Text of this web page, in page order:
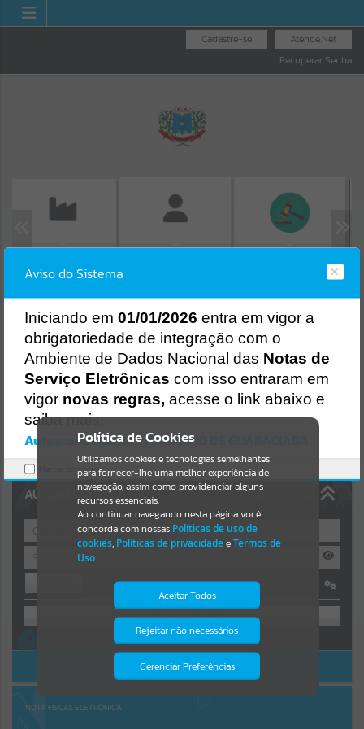
Atende.Net
Cadastre-se
Recuperar Senha
ISS/ALVARÁ
Resultados para""
Portais
Por favor, aguarde...
NOTÍCIAS
Por favor, aguarde...
Por favor, aguarde...
AUTOATENDIMENTO
OU
Cadastre-se|Recuperar Senha
ACESSAR SEM LOGIN
NOTA FISCAL ELETRÔNICA
Política de Cookies
Utilizamos cookies e tecnologias semelhantes
para fornecer-lhe uma melhor experiência de
navegação, assim como providenciar alguns
recursos essenciais.
Ao continuar navegando nesta página você
concorda com nossas Políticas de uso de
cookies, Políticas de privacidadeeTermos de
Uso.
Aceitar Todos
Rejeitar não necessários
Gerenciar Preferências
Isto significa que diversos recursos
providenciados poderão não estar
Aviso do Sistema
Iniciando em 01/01/2026 entra em vigor a
obrigatoriedade de integração com o
Ambiente de Dados Nacional das Notas de
Serviço Eletrônicas com isso entraram em
vigor novas regras, acesse o link abaixo e
saiba mais.
Autoatendimento - MUNICIPIO DE GUARACIABA
Marcar como lido.
Erro
SISTEMA
Gerenciamento do Sistema
CÓDIGO DA MENSAGEM:EST-000040
Ocorreu um erro de script:
Uncaught SyntaxError: Unexpected token '('
https://guaraciaba.atende.net/https:/guaraciaba.atende.net/cidadao/
pagina/licitacao-chamada-publica-02-2021-chamada-
publica/static/bundle/wpo_index_2_base_l2_portal_editores_sync_
d9fb77cfd5741fafc9972edc7a641fea.js?v=83d4f602:47
Verificar Mais Detalhes
OK